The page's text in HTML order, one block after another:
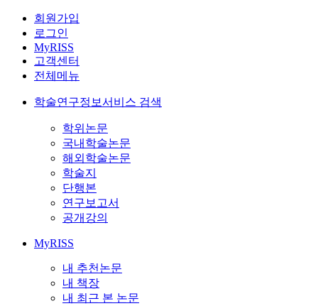
회원가입
로그인
MyRISS
고객센터
전체메뉴
학술연구정보서비스 검색
학위논문
국내학술논문
해외학술논문
학술지
단행본
연구보고서
공개강의
MyRISS
내 추천논문
내 책장
내 최근 본 논문